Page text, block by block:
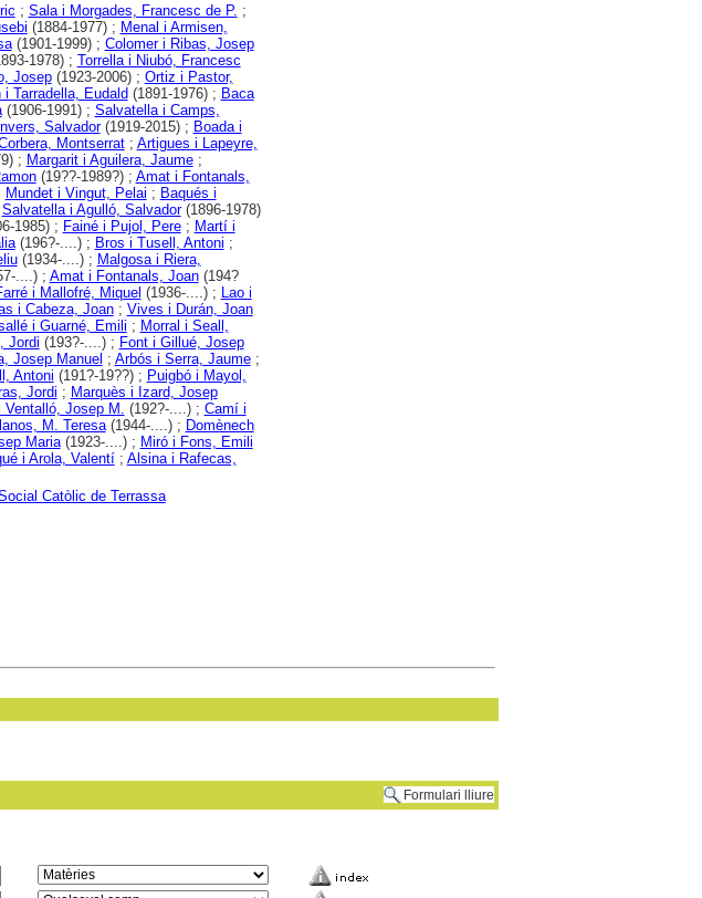
; Sala i Morgades, Francesc de P. ;
(1884-1977) ; Menal i Armisen,
(1901-1999) ; Colomer i Ribas, Josep
1978) ; Torrella i Niubó, Francesc
Josep(1923-2006) ; Ortiz i Pastor,
Tarradella, Eudald (1891-1976) ; Baca
(1906-1991) ; Salvatella i Camps,
Salvador(1919-2015) ; Boada i
Montserrat; Artigues i Lapeyre,
; Margarit i Aguilera, Jaume;
(19??-1989?) ; Amat i Fontanals,
Mundet i Vingut, Pelai ; Baqués i
Salvatella i Agulló, Salvador(1896-1978)
1985) ; Fainé i Pujol, Pere; Martí i
(196?-....) ; Bros i Tusell, Antoni ;
(1934-....) ; Malgosa i Riera,
....) ; Amat i Fontanals, Joan(194?
i Mallofré, Miquel (1936-....) ;
Lao i
i Cabeza, Joan; Vives i Durán, Joan
i Guarné, Emili ; Morral i Seall,
Jordi (193?-....) ; Font i Gillué, Josep
Josep Manuel ; Arbós i Serra, Jaume;
Antoni (191?-19??) ; Puigbó i Mayol,
Jordi ; Marquès i Izard, Josep
Josep M. (192?-....) ; Camí i
M. Teresa(1944-....) ; Domènech
Maria(1923-....) ; Miró i Fons, Emili
i Arola, Valentí; Alsina i Rafecas,
Catòlic de Terrassa
Formulari lliure